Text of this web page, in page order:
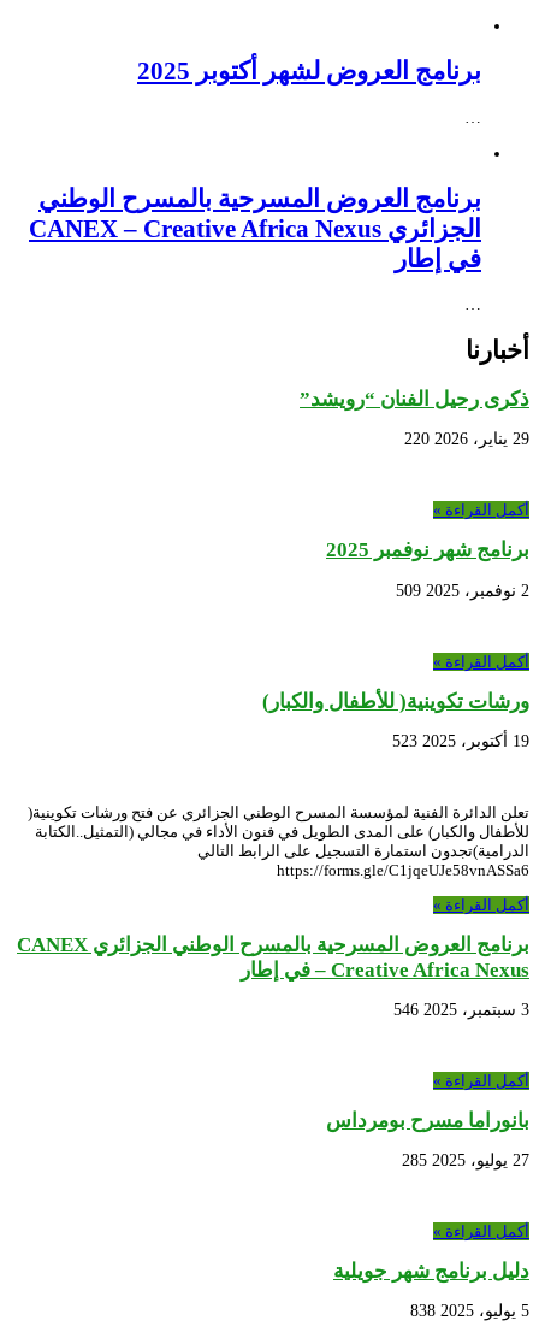
برنامج العروض لشهر أكتوبر 2025
برنامج العروض المسرحية بالمسرح الوطني
الجزائري CANEX – Creative Africa Nexus
في إطار
…
أخبارنا
ذكرى رحيل الفنان “رويشد”
29 يناير، 2026 220
أكمل القراءة »
برنامج شهر نوفمبر 2025
2 نوفمبر، 2025 509
أكمل القراءة »
ورشات تكوينية( للأطفال والكبار)
19 أكتوبر، 2025 523
تعلن الدائرة الفنية لمؤسسة المسرح الوطني الجزائري عن فتح ورشات تكوينية(
للأطفال والكبار) على المدى الطويل في فنون الأداء في مجالي (التمثيل..الكتابة
الدرامية)تجدون استمارة التسجيل على الرابط التالي
https://forms.gle/C1jqeUJe58vnASSa6
أكمل القراءة »
برنامج العروض المسرحية بالمسرح الوطني الجزائري CANEX
– Creative Africa Nexus في إطار
3 سبتمبر، 2025 546
أكمل القراءة »
بانوراما مسرح بومرداس
27 يوليو، 2025 285
أكمل القراءة »
دليل برنامج شهر جويلية
5 يوليو، 2025 838